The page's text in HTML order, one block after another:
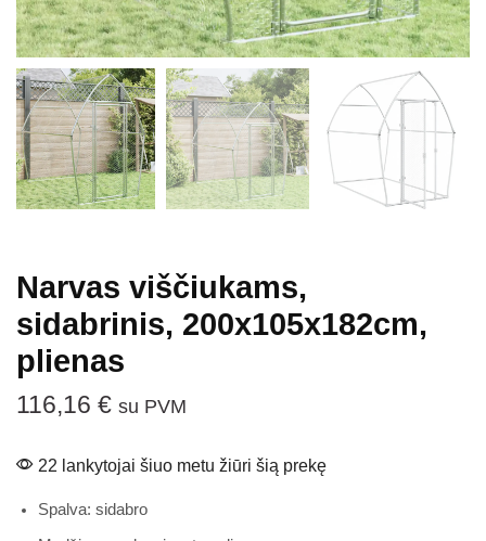
Narvas viščiukams,
sidabrinis, 200x105x182cm,
plienas
116,16 € su PVM
22 lankytojai šiuo metu žiūri šią prekę
Spalva: sidabro